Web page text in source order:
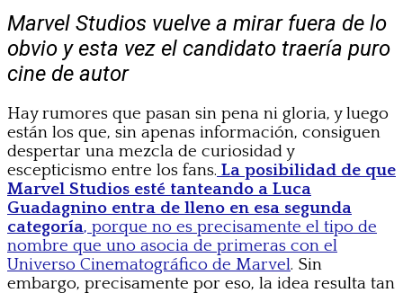
Marvel Studios vuelve a mirar fuera de lo
obvio y esta vez el candidato traería puro
cine de autor
Hay rumores que pasan sin pena ni gloria, y luego
están los que, sin apenas información, consiguen
despertar una mezcla de curiosidad y
escepticismo entre los fans. La posibilidad de que
Marvel Studios esté tanteando a Luca
Guadagnino entra de lleno en esa segunda
categoría, porque no es precisamente el tipo de
nombre que uno asocia de primeras con el
Universo Cinematográfico de Marvel. Sin
embargo, precisamente por eso, la idea resulta tan